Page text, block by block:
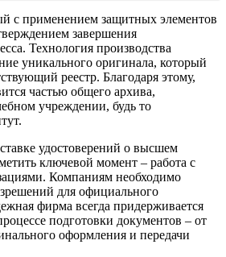
с применением защитных элементов
завершения
Технология производства
уникального оригинала, который
реестр. Благодаря этому,
частью общего архива,
учреждении, будь то
удостоверений о высшем
ключевой момент – работа с
Компаниям необходимо
для официального
фирма всегда придерживается
подготовки документов – от
оформления и передачи